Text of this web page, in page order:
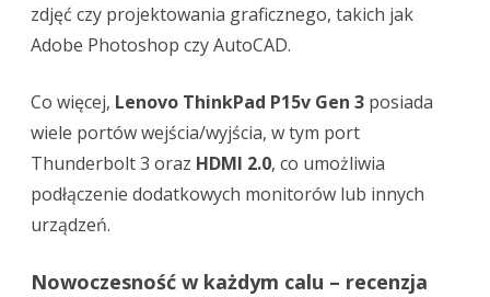
zdjęć czy projektowania graficznego, takich jak
Adobe Photoshop czy AutoCAD.
Co więcej, Lenovo ThinkPad P15v Gen 3 posiada
wiele portów wejścia/wyjścia, w tym port
Thunderbolt 3 oraz HDMI 2.0, co umożliwia
podłączenie dodatkowych monitorów lub innych
urządzeń.
Nowoczesność w każdym calu – recenzja